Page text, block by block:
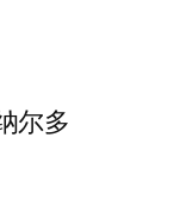
尔多